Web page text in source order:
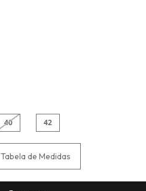
40 42
Tabela de Medidas